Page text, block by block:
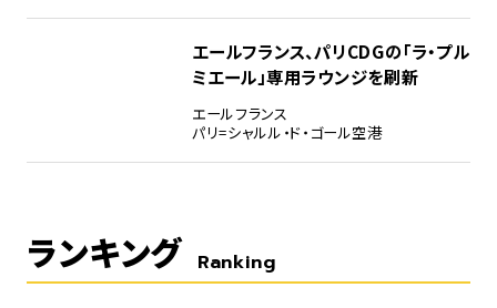
エールフランス、パリCDGの「ラ・プル
ミエール」専用ラウンジを刷新
エールフランス
パリ=シャルル・ド・ゴール空港
ランキング Ranking